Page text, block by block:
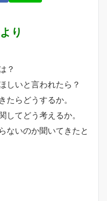
り
？
しいと言われたら？
らどうするか。
てどう考えるか。
ないのか聞いてきたと